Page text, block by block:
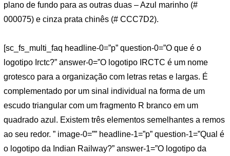
plano de fundo para as outras duas – Azul marinho (#
000075) e cinza prata chinês (# CCC7D2).
[sc_fs_multi_faq headline-0=”p” question-0=”O que é o
logotipo Irctc?” answer-0=”O logotipo IRCTC é um nome
grotesco para a organização com letras retas e largas. É
complementado por um sinal individual na forma de um
escudo triangular com um fragmento R branco em um
quadrado azul. Existem três elementos semelhantes a remos
ao seu redor. ” image-0=”” headline-1=”p” question-1=”Qual é
o logotipo da Indian Railway?” answer-1=”O logotipo da